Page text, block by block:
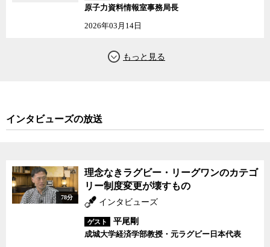
原子力資料情報室事務局長
2026年03月14日
インタビューズの放送
78分
理念なきラグビー・リーグワンのカテゴ
リー制度変更が壊すもの
インタビューズ
ゲスト
平尾剛
成城大学経済学部教授・元ラグビー日本代表